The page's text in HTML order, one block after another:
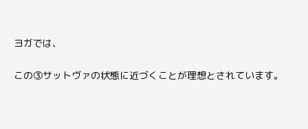
ヨガでは、
この③サットヴァの状態に近づくことが理想とされています。